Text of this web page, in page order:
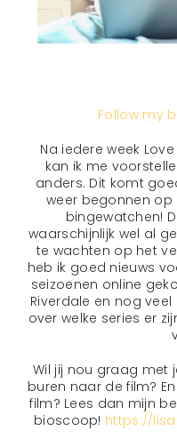
Follow my
Na iedere week
kan ik me
anders. Dit komt
weer begonnen op
bingewatchen!
waarschijnlijk wel al
te wachten op het
heb ik goed nieuws
seizoenen online
Riverdale en nog
over welke series er
Wil jij nou graag met
buren naar de film?
film? Lees dan mijn
bioscoop! https://